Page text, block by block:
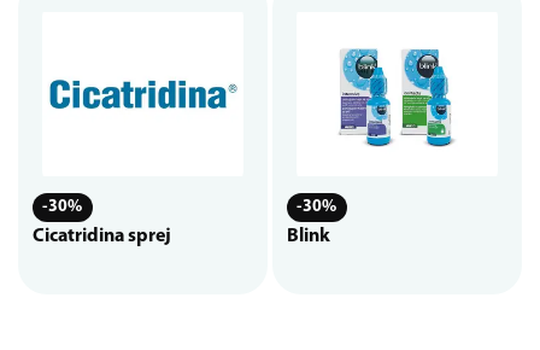
-30%
Cicatridina sprej
-30%
Blink